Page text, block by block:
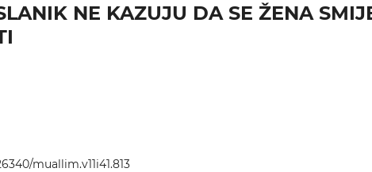
NE KAZUJU DA SE ŽENA
muallim.v11i41.813